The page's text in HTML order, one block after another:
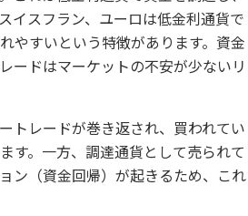
イスフラン、ユーロは低金利通貨で
やすいという特徴があります。資金
ードはマーケットの不安が少ないリ
トレードが巻き返され、買われてい
す。一方、調達通貨として売られて
ン（資金回帰）が起きるため、これ